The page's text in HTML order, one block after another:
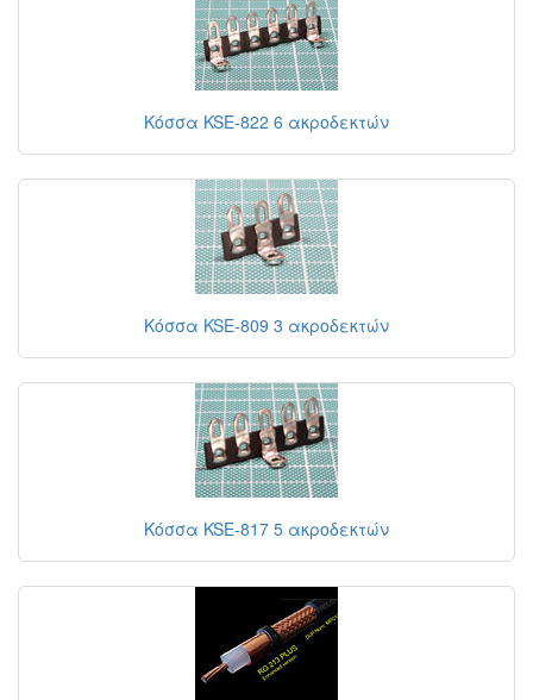
Κόσσα KSE-822 6 ακροδεκτών
Κόσσα KSE-809 3 ακροδεκτών
Κόσσα KSE-817 5 ακροδεκτών